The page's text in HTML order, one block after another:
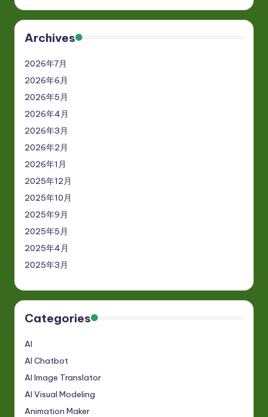
Archives
2026年7月
2026年6月
2026年5月
2026年4月
2026年3月
2026年2月
2026年1月
2025年12月
2025年10月
2025年9月
2025年5月
2025年4月
2025年3月
Categories
AI
AI Chatbot
AI Image Translator
AI Visual Modeling
Animation Maker